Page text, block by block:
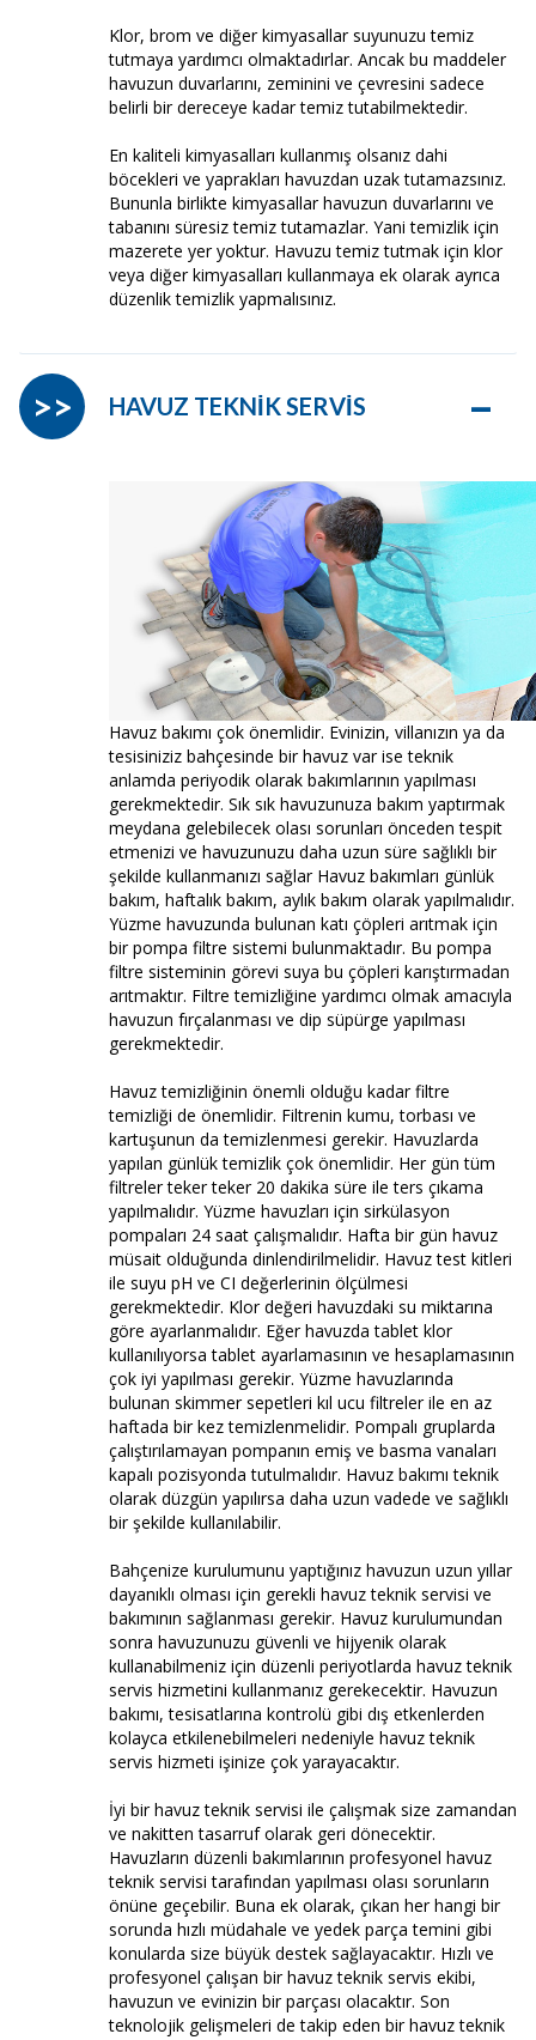
Klor, brom ve diğer kimyasallar suyunuzu temiz
tutmaya yardımcı olmaktadırlar. Ancak bu maddeler
havuzun duvarlarını, zeminini ve çevresini sadece
belirli bir dereceye kadar temiz tutabilmektedir.
En kaliteli kimyasalları kullanmış olsanız dahi
böcekleri ve yaprakları havuzdan uzak tutamazsınız.
Bununla birlikte kimyasallar havuzun duvarlarını ve
tabanını süresiz temiz tutamazlar. Yani temizlik için
mazerete yer yoktur. Havuzu temiz tutmak için klor
veya diğer kimyasalları kullanmaya ek olarak ayrıca
düzenlik temizlik yapmalısınız.
HAVUZ TEKNİK SERVİS –
>>
Havuz bakımı çok önemlidir. Evinizin, villanızın ya da
tesisiniziz bahçesinde bir havuz var ise teknik
anlamda periyodik olarak bakımlarının yapılması
gerekmektedir. Sık sık havuzunuza bakım yaptırmak
meydana gelebilecek olası sorunları önceden tespit
etmenizi ve havuzunuzu daha uzun süre sağlıklı bir
şekilde kullanmanızı sağlar Havuz bakımları günlük
bakım, haftalık bakım, aylık bakım olarak yapılmalıdır.
Yüzme havuzunda bulunan katı çöpleri arıtmak için
bir pompa filtre sistemi bulunmaktadır. Bu pompa
filtre sisteminin görevi suya bu çöpleri karıştırmadan
arıtmaktır. Filtre temizliğine yardımcı olmak amacıyla
havuzun fırçalanması ve dip süpürge yapılması
gerekmektedir.
Havuz temizliğinin önemli olduğu kadar filtre
temizliği de önemlidir. Filtrenin kumu, torbası ve
kartuşunun da temizlenmesi gerekir. Havuzlarda
yapılan günlük temizlik çok önemlidir. Her gün tüm
filtreler teker teker 20 dakika süre ile ters çıkama
yapılmalıdır. Yüzme havuzları için sirkülasyon
pompaları 24 saat çalışmalıdır. Hafta bir gün havuz
müsait olduğunda dinlendirilmelidir. Havuz test kitleri
ile suyu pH ve CI değerlerinin ölçülmesi
gerekmektedir. Klor değeri havuzdaki su miktarına
göre ayarlanmalıdır. Eğer havuzda tablet klor
kullanılıyorsa tablet ayarlamasının ve hesaplamasının
çok iyi yapılması gerekir. Yüzme havuzlarında
bulunan skimmer sepetleri kıl ucu filtreler ile en az
haftada bir kez temizlenmelidir. Pompalı gruplarda
çalıştırılamayan pompanın emiş ve basma vanaları
kapalı pozisyonda tutulmalıdır. Havuz bakımı teknik
olarak düzgün yapılırsa daha uzun vadede ve sağlıklı
bir şekilde kullanılabilir.
Bahçenize kurulumunu yaptığınız havuzun uzun yıllar
dayanıklı olması için gerekli havuz teknik servisi ve
bakımının sağlanması gerekir. Havuz kurulumundan
sonra havuzunuzu güvenli ve hijyenik olarak
kullanabilmeniz için düzenli periyotlarda havuz teknik
servis hizmetini kullanmanız gerekecektir. Havuzun
bakımı, tesisatlarına kontrolü gibi dış etkenlerden
kolayca etkilenebilmeleri nedeniyle havuz teknik
servis hizmeti işinize çok yarayacaktır.
İyi bir havuz teknik servisi ile çalışmak size zamandan
ve nakitten tasarruf olarak geri dönecektir.
Havuzların düzenli bakımlarının profesyonel havuz
teknik servisi tarafından yapılması olası sorunların
önüne geçebilir. Buna ek olarak, çıkan her hangi bir
sorunda hızlı müdahale ve yedek parça temini gibi
konularda size büyük destek sağlayacaktır. Hızlı ve
profesyonel çalışan bir havuz teknik servis ekibi,
havuzun ve evinizin bir parçası olacaktır. Son
teknolojik gelişmeleri de takip eden bir havuz teknik